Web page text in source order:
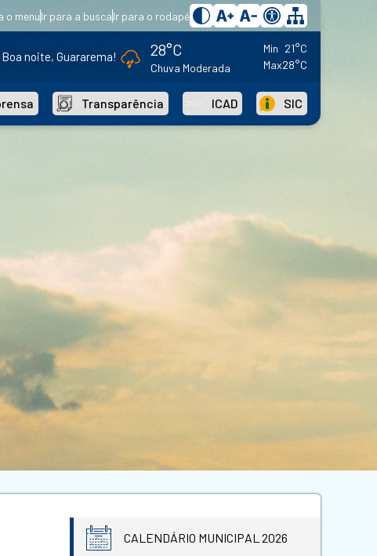
o menuIr para a buscaIr para o rodapé
Boa noite, Guararema! 28°C
Chuva Moderada
Min 21°C
Max28°C
Transparência ICAD SIC
CALENDÁRIO MUNICIPAL 2026